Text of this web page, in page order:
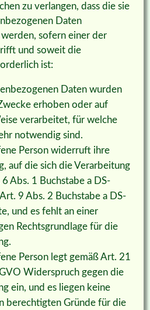
zu verlangen, dass die sie
Daten
sofern einer der
und soweit die
ist:
Daten wurden
erhoben oder auf
verarbeitet, für welche
notwendig sind.
Person widerruft ihre
auf die sich die Verarbeitung
Abs. 1 Buchstabe a DS-
9 Abs. 2 Buchstabe a DS-
und es fehlt an einer
Rechtsgrundlage für die
Person legt gemäß Art. 21
Widerspruch gegen die
ein, und es liegen keine
berechtigten Gründe für die